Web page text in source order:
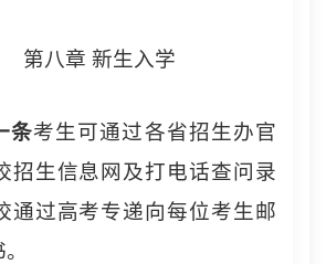
第八章 新生入学
条考生可通过各省招生办官
招生信息网及打电话查问录
通过高考专递向每位考生邮